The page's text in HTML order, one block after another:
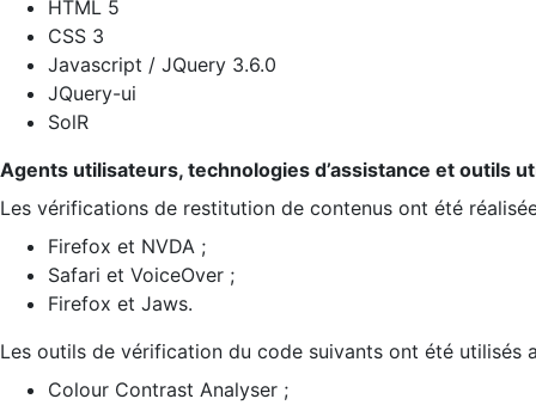
HTML 5
CSS 3
Javascript / JQuery 3.6.0
JQuery-ui
SolR
Agents utilisateurs, technologies d’assistance et outils
Les vérifications de restitution de contenus ont été
Firefox et NVDA ;
Safari et VoiceOver ;
Firefox et Jaws.
Les outils de vérification du code suivants ont été utilisés
Colour Contrast Analyser ;